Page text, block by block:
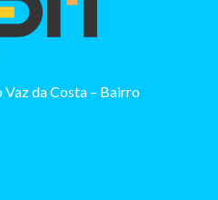
Vaz da Costa – Bairro